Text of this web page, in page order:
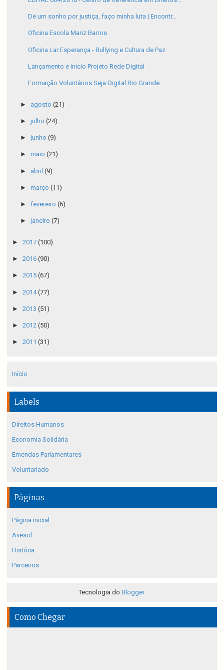
De um sonho por justiça, faço minha luta | Encontr...
Oficina Escola Mariz Barros
Oficina Lar Esperança - Bullying e Cultura de Paz
Lançamento e início Projeto Rede Digital
Formação Voluntários Seja Digital Rio Grande
► agosto (21)
► julho (24)
► junho (9)
► maio (21)
► abril (9)
► março (11)
► fevereiro (6)
► janeiro (7)
► 2017 (100)
► 2016 (90)
► 2015 (67)
► 2014(77)
► 2013 (51)
► 2012 (50)
► 2011 (31)
Início
Labels
Direitos Humanos
Economia Solidária
Emendas Parlamentares
Voluntariado
Páginas
Página inicial
Avesol
História
Parceiros
Tecnologia do Blogger.
Como Chegar